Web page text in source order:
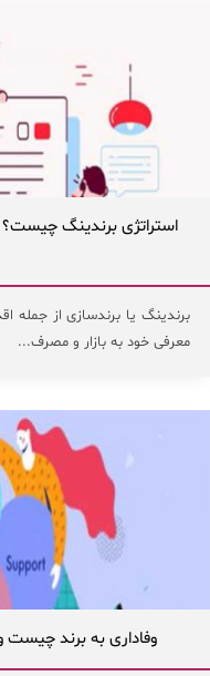
استراتژی برندینگ چیست؟
برندینگ یا برندسازی از جمله
معرفی خود به بازار و مصرف...
وفاداری به برند چیست